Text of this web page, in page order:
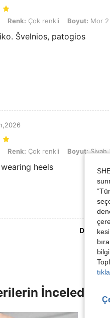
Çok renkli, Boyut: Mor 2 adet
Renk: Çok renkli Boyut: Mor
Švelnios, patogios
Çok renkli, Boyut: Siyah 2 adet
Renk: Çok renkli Boyut:Siyah
heels
Daha
İncelediği